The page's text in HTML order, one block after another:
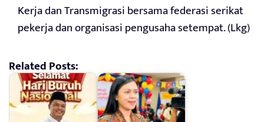
Kerja dan Transmigrasi bersama federasi serikat
pekerja dan organisasi pengusaha setempat. (Lkg)
Related Posts: